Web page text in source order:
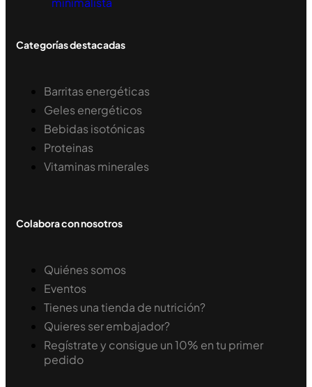
Categorías destacadas
Barritas energéticas
Geles energéticos
Bebidas isotónicas
Proteinas
Vitaminas minerales
Colabora con nosotros
Quiénes somos
Eventos
Tienes una tienda de nutrición?
Quieres ser embajador?
Regístrate y consigue un 10% en tu primer
pedido